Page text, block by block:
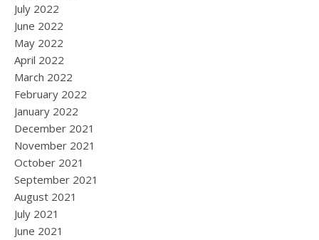
July 2022
June 2022
May 2022
April 2022
March 2022
February 2022
January 2022
December 2021
November 2021
October 2021
September 2021
August 2021
July 2021
June 2021